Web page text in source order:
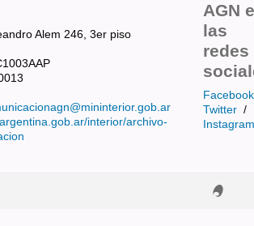
Alem 246, 3er piso
interior/archivo-
AGN
las
redes
Facebook
Twitter /
Instagram